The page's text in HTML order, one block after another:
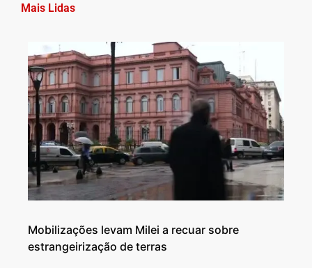
Mais Lidas
Mobilizações levam Milei a recuar sobre
estrangeirização de terras